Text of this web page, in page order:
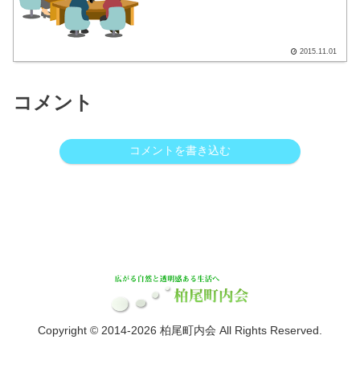
2015.11.01
コメント
コメントを書き込む
Copyright © 2014-2026 柏尾町内会 All Rights Reserved.